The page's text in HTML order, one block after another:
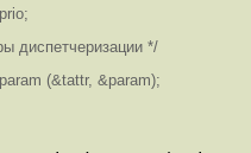
диспетчеризации */
(&tattr, &param);